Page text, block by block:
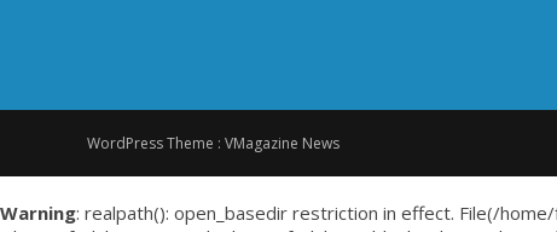
i
ó
WordPress Theme : VMagazine News
Warning: realpath(): open_basedir restriction in effect. File(/